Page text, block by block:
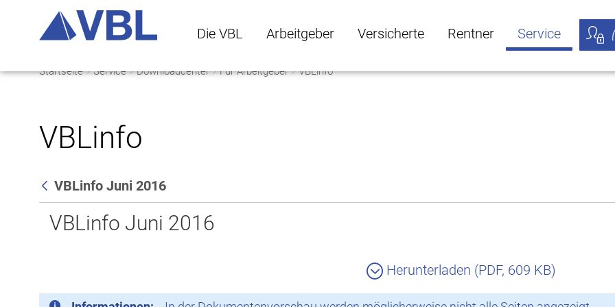
Die VBL
Die VBL Untermenü öffnen
Arbeitgeber
Arbeitgeber Untermenü öffnen
Versicherte Rentner Service
Startseite Service Downloadcenter Für Arbeitgeber VBLinfo
VBLinfo
Zurück
VBLinfo Juni 2016
VBLinfo Juni 2016
Herunterladen (PDF, 609 KB)